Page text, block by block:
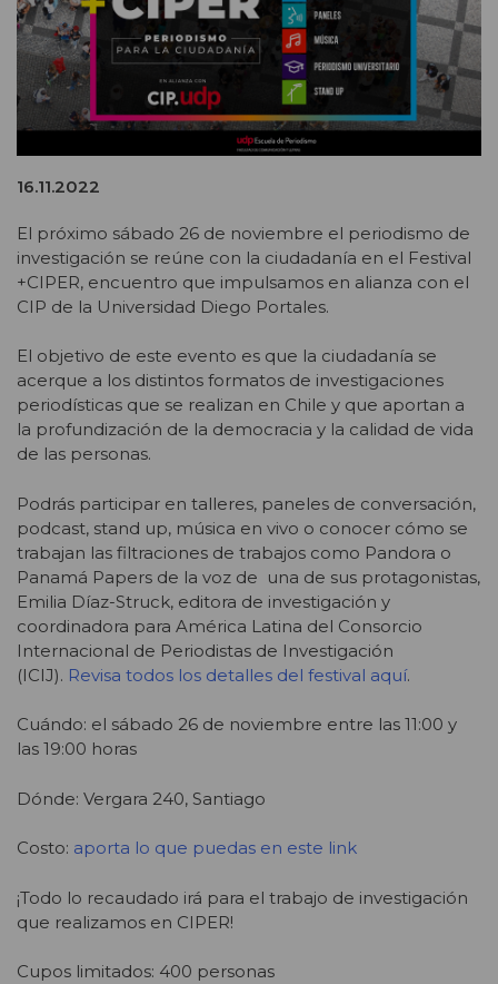
16.11.2022
El próximo sábado 26 de noviembre el periodismo de
investigación se reúne con la ciudadanía en el Festival
+CIPER, encuentro que impulsamos en alianza con el
CIP de la Universidad Diego Portales.
El objetivo de este evento es que la ciudadanía se
acerque a los distintos formatos de investigaciones
periodísticas que se realizan en Chile y que aportan a
la profundización de la democracia y la calidad de vida
de las personas.
Podrás participar en talleres, paneles de conversación,
podcast, stand up, música en vivo o conocer cómo se
trabajan las filtraciones de trabajos como Pandora o
Panamá Papers de la voz de una de sus protagonistas,
Emilia Díaz-Struck, editora de investigación y
coordinadora para América Latina del Consorcio
Internacional de Periodistas de Investigación
(ICIJ). Revisa todos los detalles del festival aquí.
Cuándo: el sábado 26 de noviembre entre las 11:00 y
las 19:00 horas
Dónde: Vergara 240, Santiago
Costo: aporta lo que puedas en este link
¡Todo lo recaudado irá para el trabajo de investigación
que realizamos en CIPER!
Cupos limitados: 400 personas